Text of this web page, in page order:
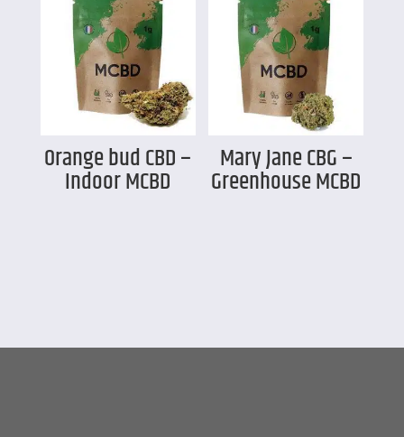
Orange bud CBD –
Indoor MCBD
Mary Jane CBG –
Greenhouse MCBD